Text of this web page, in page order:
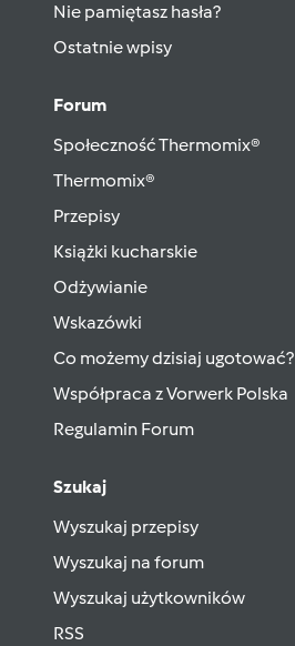
Nie pamiętasz hasła?
Ostatnie wpisy
Forum
Społeczność Thermomix®
Thermomix®
Przepisy
Książki kucharskie
Odżywianie
Wskazówki
Co możemy dzisiaj ugotować?
Współpraca z Vorwerk Polska
Regulamin Forum
Szukaj
Wyszukaj przepisy
Wyszukaj na forum
Wyszukaj użytkowników
RSS